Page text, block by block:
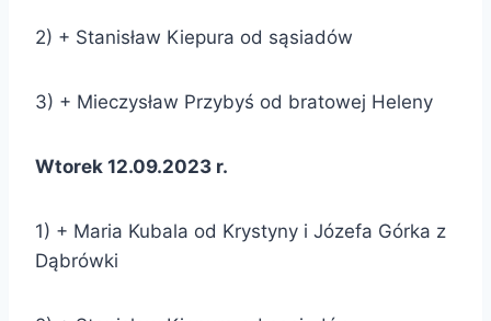
2) + Stanisław Kiepura od sąsiadów
3) + Mieczysław Przybyś od bratowej Heleny
Wtorek 12.09.2023 r.
1) + Maria Kubala od Krystyny i Józefa Górka z
Dąbrówki